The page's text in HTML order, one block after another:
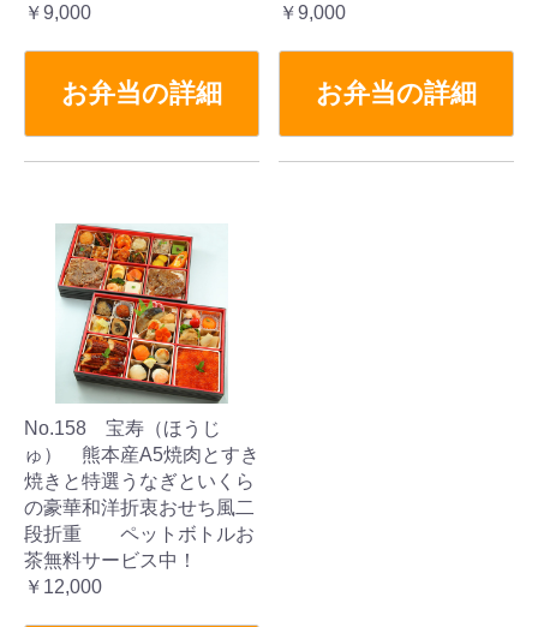
￥9,000
お弁当の詳細
￥9,000
お弁当の詳細
No.158 宝寿（ほうじ
ゅ） 熊本産A5焼肉とすき
焼きと特選うなぎといくら
の豪華和洋折衷おせち風二
段折重 ペットボトルお
茶無料サービス中！
￥12,000